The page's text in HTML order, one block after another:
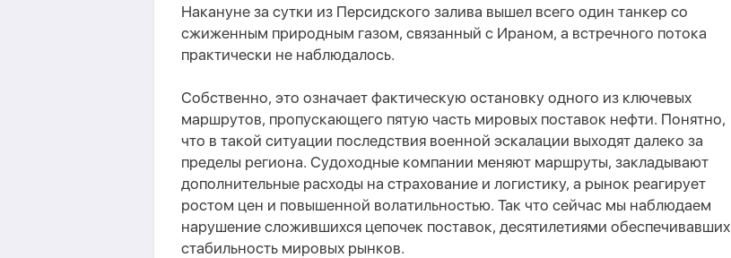
Накануне за сутки из Персидского залива вышел всего один танкер со
сжиженным природным газом, связанный с Ираном, а встречного потока
практически не наблюдалось.
Собственно, это означает фактическую остановку одного из ключевых
маршрутов, пропускающего пятую часть мировых поставок нефти. Понятно,
что в такой ситуации последствия военной эскалации выходят далеко за
пределы региона. Судоходные компании меняют маршруты, закладывают
дополнительные расходы на страхование и логистику, а рынок реагирует
ростом цен и повышенной волатильностью. Так что сейчас мы наблюдаем
нарушение сложившихся цепочек поставок, десятилетиями обеспечивавших
стабильность мировых рынков.